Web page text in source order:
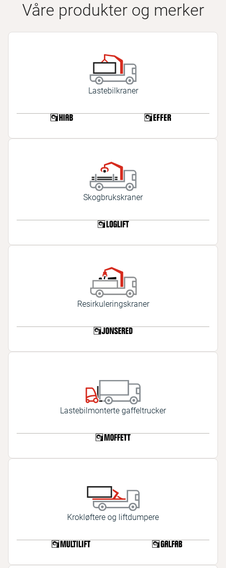
Våre produkter og merker
Lastebilkraner
Skogbrukskraner
Resirkuleringskraner
Lastebilmonterte gaffeltrucker
Krokløftere og liftdumpere